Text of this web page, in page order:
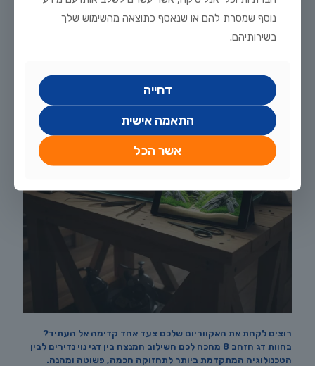
טכנולוגי בעולם המים.
רוצים לקחת את האקווריום שלכם צעד אחד קדימה אל העתיד?
בחוות דג הזהב 8 מחכה לכם השילוב המנצח בין דגי נוי נדירים לבין
הטכנולוגיה המתקדמת ביותר לתחזוקה חכמה, פשוטה ומהנה.
נוסף שמסרת להם או שנאסף כתוצאה מהשימוש שלך
בשירותיהם.
דחייה
התאמה אישית
אשר הכל